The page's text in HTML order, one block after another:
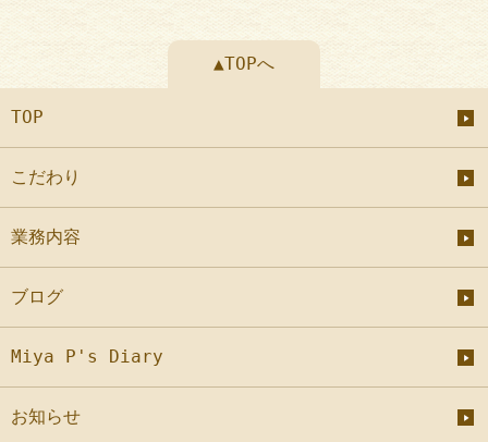
▲TOPへ
TOP
こだわり
業務内容
ブログ
Miya P's Diary
お知らせ